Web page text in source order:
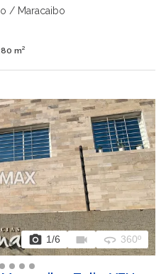
/ Maracaibo
m²
photo_camera 1/6 videocam 360 360º